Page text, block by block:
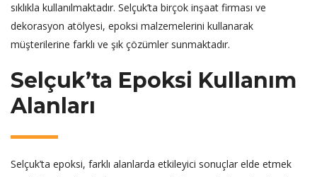
sıklıkla kullanılmaktadır. Selçuk’ta birçok inşaat firması ve
dekorasyon atölyesi, epoksi malzemelerini kullanarak
müşterilerine farklı ve şık çözümler sunmaktadır.
Selçuk’ta Epoksi Kullanım
Alanları
Selçuk’ta epoksi, farklı alanlarda etkileyici sonuçlar elde etmek